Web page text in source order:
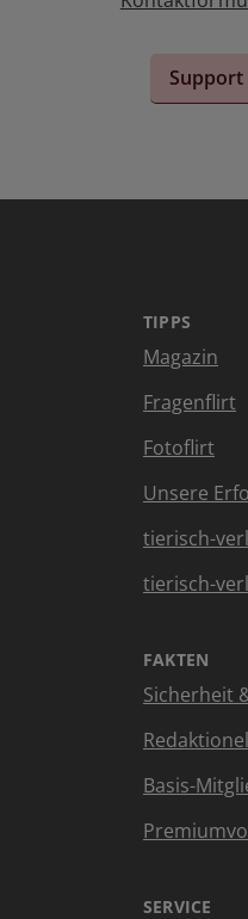
TIPPS
Magazin
Fragenflirt
Fotoflirt
Unsere
tierisch-
tierisch-
FAKTEN
Sicherheit
Basis-
SERVICE